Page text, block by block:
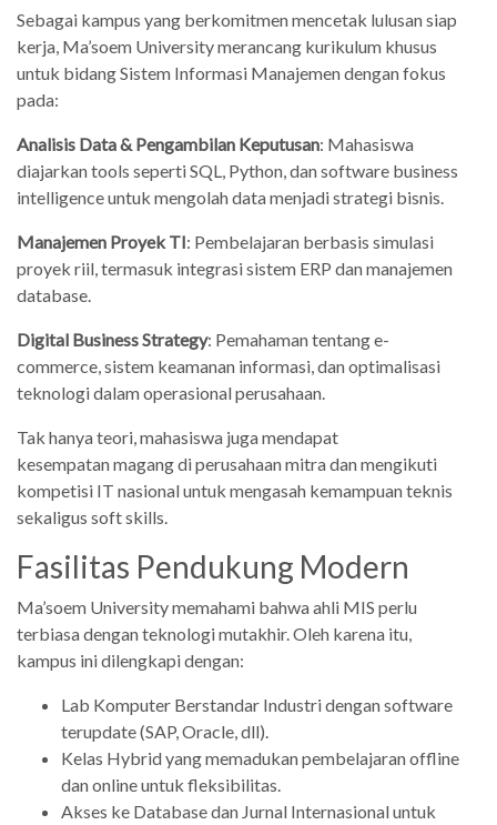
Sebagai kampus yang berkomitmen mencetak lulusan siap
kerja, Ma’soem University merancang kurikulum khusus
untuk bidang Sistem Informasi Manajemen dengan fokus
pada:
Analisis Data & Pengambilan Keputusan: Mahasiswa
diajarkan tools seperti SQL, Python, dan software business
intelligence untuk mengolah data menjadi strategi bisnis.
Manajemen Proyek TI: Pembelajaran berbasis simulasi
proyek riil, termasuk integrasi sistem ERP dan manajemen
database.
Digital Business Strategy: Pemahaman tentang e-
commerce, sistem keamanan informasi, dan optimalisasi
teknologi dalam operasional perusahaan.
Tak hanya teori, mahasiswa juga mendapat
kesempatan magang di perusahaan mitra dan mengikuti
kompetisi IT nasional untuk mengasah kemampuan teknis
sekaligus soft skills.
Fasilitas Pendukung Modern
Ma’soem University memahami bahwa ahli MIS perlu
terbiasa dengan teknologi mutakhir. Oleh karena itu,
kampus ini dilengkapi dengan:
Lab Komputer Berstandar Industri dengan software
terupdate (SAP, Oracle, dll).
Kelas Hybrid yang memadukan pembelajaran offline
dan online untuk fleksibilitas.
Akses ke Database dan Jurnal Internasional untuk